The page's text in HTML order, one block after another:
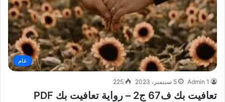
عام
Admin 1 5 سبتمبر، 2023 225
تعافيت بك ف67 ج2 – رواية تعافيت بك PDF